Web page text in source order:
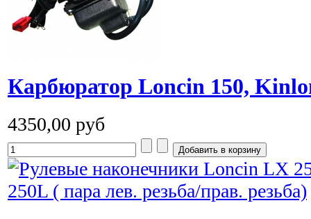
Карбюратор Loncin 150,
4350,00 руб